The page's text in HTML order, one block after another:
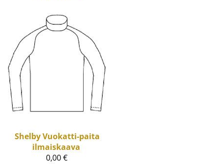
ShelbyVuokatti-paita
ilmaiskaava
0,00 €